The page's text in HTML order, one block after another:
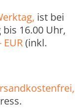
ist bei
16.00 Uhr,
EUR(inkl.